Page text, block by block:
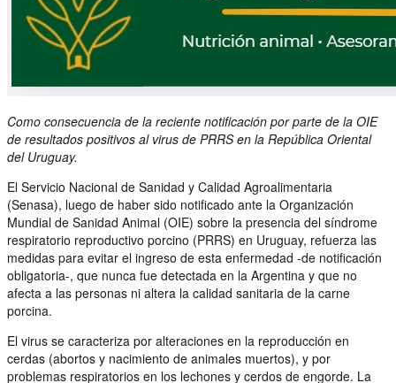
Como consecuencia de la reciente notificación por parte de la OIE
de resultados positivos al virus de PRRS en la República Oriental
del Uruguay.
El Servicio Nacional de Sanidad y Calidad Agroalimentaria
(Senasa), luego de haber sido notificado ante la Organización
Mundial de Sanidad Animal (OIE) sobre la presencia del síndrome
respiratorio reproductivo porcino (PRRS) en Uruguay, refuerza las
medidas para evitar el ingreso de esta enfermedad -de notificación
obligatoria-, que nunca fue detectada en la Argentina y que no
afecta a las personas ni altera la calidad sanitaria de la carne
porcina.
El virus se caracteriza por alteraciones en la reproducción en
cerdas (abortos y nacimiento de animales muertos), y por
problemas respiratorios en los lechones y cerdos de engorde. La